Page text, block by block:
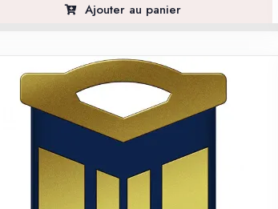
Ajouter au panier